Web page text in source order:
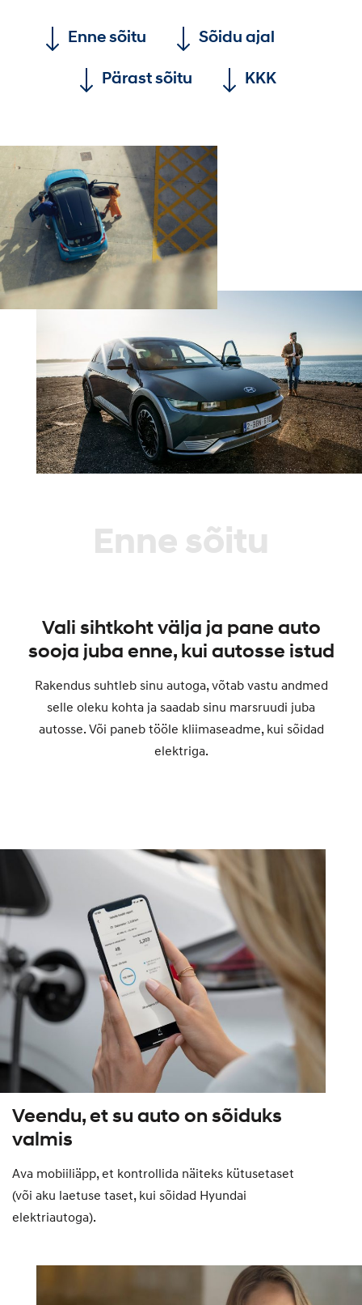
Enne sõitu Sõidu ajal
Pärast sõitu KKK
Enne sõitu
Vali sihtkoht välja ja pane auto
sooja juba enne, kui autosse istud
Rakendus suhtleb sinu autoga, võtab vastu andmed
selle oleku kohta ja saadab sinu marsruudi juba
autosse. Või paneb tööle kliimaseadme, kui sõidad
elektriga.
Veendu, et su auto on sõiduks
valmis
Ava mobiiliäpp, et kontrollida näiteks kütusetaset
(või aku laetuse taset, kui sõidad Hyundai
elektriautoga).